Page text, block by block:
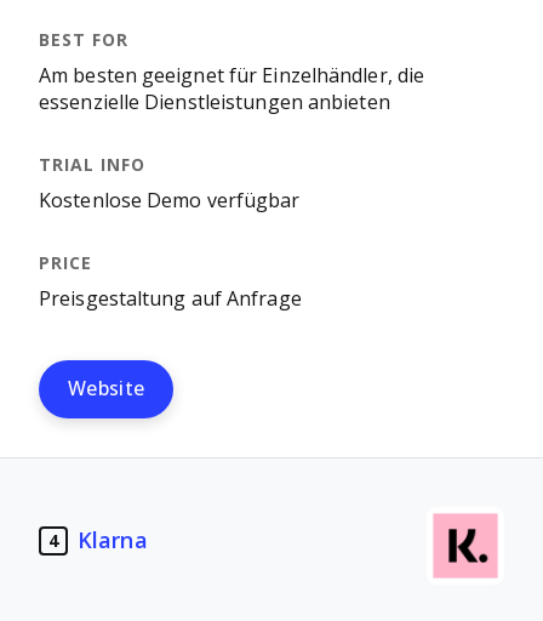
Am besten geeignet für Einzelhändler, die
essenzielle Dienstleistungen anbieten
Kostenlose Demo verfügbar
Preisgestaltung auf Anfrage
Website
4 Klarna